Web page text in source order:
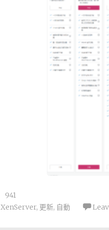
941
XenServer, 更新, 自動